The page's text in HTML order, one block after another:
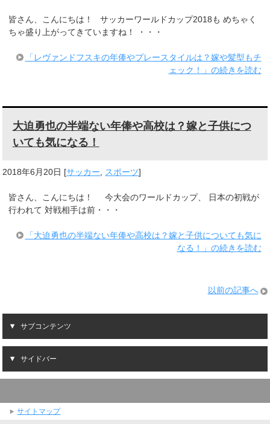
皆さん、こんにちは！ サッカーワールドカップ2018も めちゃく
ちゃ盛り上がってきていますね！ ・・・
「レヴァンドフスキの年俸やプレースタイルは？嫁や髪型もチ
ェック！」の続きを読む
大迫勇也の半端ない年俸や高校は？嫁と子供につ
いても気になる！
2018年6月20日 [サッカー スポーツ]
皆さん、こんにちは！ 今大会のワールドカップ、 日本の初戦が
行われて 対戦相手は前・・・
「大迫勇也の半端ない年俸や高校は？嫁と子供についても気に
なる！」の続きを読む
以前の記事へ
サブコンテンツ
サイドバー
サイトマップ